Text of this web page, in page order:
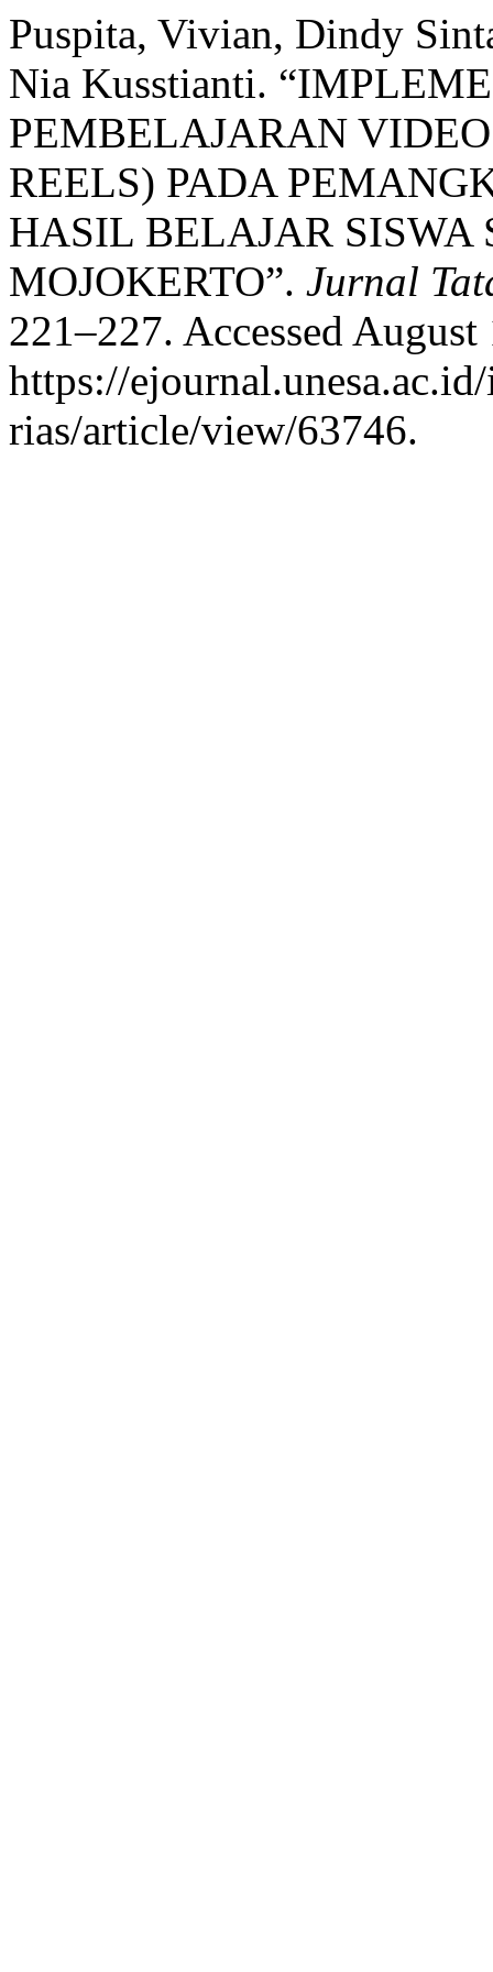
Puspita, Vivian, Dindy
Nia Kusstianti.
PEMBELAJARAN
REELS) PADA
HASIL BELAJAR SISWA
MOJOKERTO”. Jurnal
221–227. Accessed
https://
rias/article/view/63746.